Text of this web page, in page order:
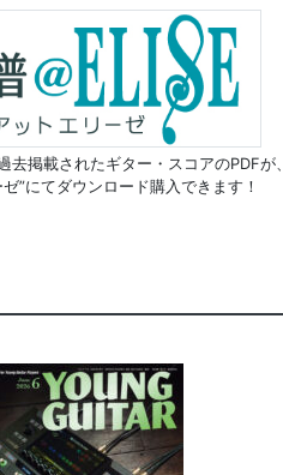
去掲載されたギター・スコアのPDFが、
”にてダウンロード購入できます！